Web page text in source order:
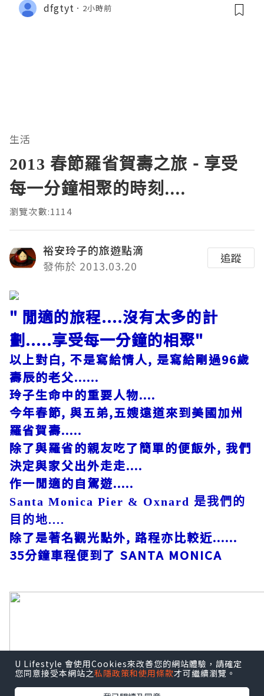
dfgtyt 2小時前
生活
2013 春節羅省賀壽之旅 - 享受
每一分鐘相聚的時刻....
瀏覽次數:1114
裕安玲子的旅遊點滴
發佈於 2013.03.20
追蹤
" 閒適的旅程....沒有太多的計
劃.....享受每一分鐘的相聚"
以上對白, 不是寫給情人, 是寫給剛過96歲
壽辰的老父......
玲子生命中的重要人物....
今年春節, 與五弟,五嫂遠道來到美國加州
羅省賀壽.....
除了與羅省的親友吃了簡單的便飯外, 我們
決定與家父出外走走....
作一閒適的自駕遊.....
Santa Monica Pier & Oxnard 是我們的
目的地....
除了是著名觀光點外, 路程亦比較近......
35分鐘車程便到了 SANTA MONICA
U Lifestyle 會使用Cookies來改善您的網站體驗，請確定
您同意接受本網站之私隱政策和使用條款才可繼續瀏覽。